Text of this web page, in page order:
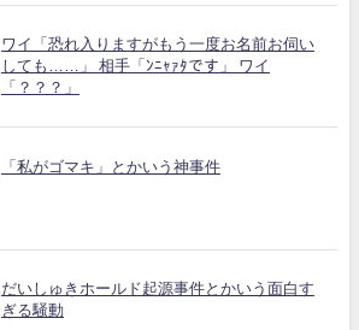
ワイ「恐れ入りますがもう一度お名前お伺い
しても……」 相手「ﾝﾆｬｧﾀです」 ワイ
「？？？」
「私がゴマキ」とかいう神事件
だいしゅきホールド起源事件とかいう面白す
ぎる騒動